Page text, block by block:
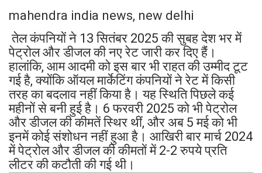
mahendra india news, new delhi
तेल कंपनियों ने 13 सितंबर 2025 की सुबह देश भर में
पेट्रोल और डीजल की नए रेट जारी कर दिए हैंं।
हालांकि, आम आदमी को इस बार भी राहत की उम्मीद टूट
गई है, क्योंकि ऑयल मार्केटिंग कंपनियों ने रेट में किसी
तरह का बदलाव नहीं किया है। यह स्थिति पिछले कई
महीनों से बनी हुई है। 6 फरवरी 2025 को भी पेट्रोल
और डीजल की कीमतें स्थिर थीं, और अब 5 मई को भी
इनमें कोई संशोधन नहीं हुआ है। आखिरी बार मार्च 2024
में पेट्रोल और डीजल की कीमतों में 2-2 रुपये प्रति
लीटर की कटौती की गई थी।